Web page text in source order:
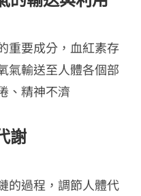
重要成分，血紅素存
氣輸送至人體各個部
、精神不濟
謝
的過程，調節人體代